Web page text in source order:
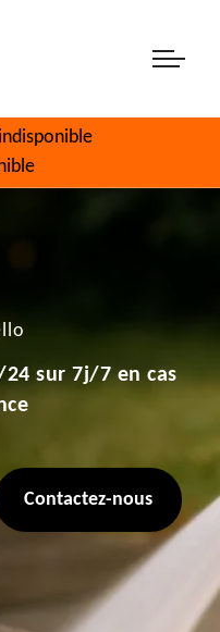
indisponible
sur 7j/7 en cas
Contactez-nous